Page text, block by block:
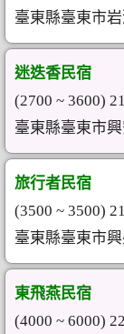
臺東縣臺東市
迷迭香民宿
(2700 ~ 3600)
臺東縣臺東市
旅行者民宿
(3500 ~ 3500)
臺東縣臺東市
東飛燕民宿
(4000 ~ 6000)